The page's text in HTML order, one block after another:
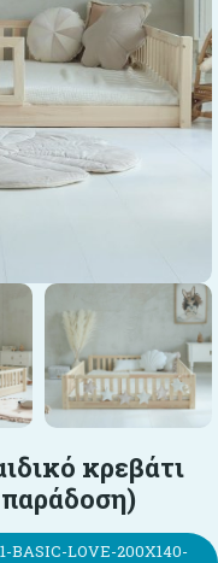
κρεβάτι
BASIC-LOVE-200X140-